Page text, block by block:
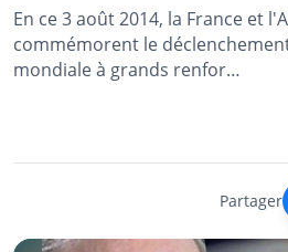
En ce 3 août 2014, la France et
commémorent le
mondiale à grands renfor…
Partager